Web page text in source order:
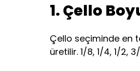
1. Çello
Çello seçiminde en
üretilir. 1/8, 1/4, 1/2,